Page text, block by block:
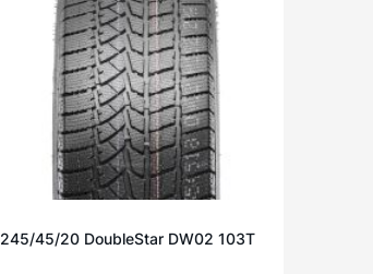
245/45/20 DoubleStar DW02 103T